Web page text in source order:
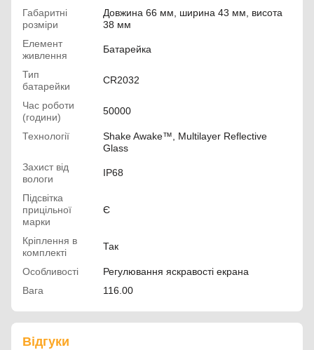
Габаритні
розміри
Довжина 66 мм, ширина 43 мм, висота
38 мм
Елемент
живлення
Батарейка
Тип
батарейки
CR2032
Час роботи
(години)
50000
Технології
Shake Awake™, Multilayer Reflective
Glass
Захист від
вологи
IP68
Підсвітка
прицільної
марки
Є
Кріплення в
комплекті
Так
Особливості
Регулювання яскравості екрана
Вага
116.00
Відгуки